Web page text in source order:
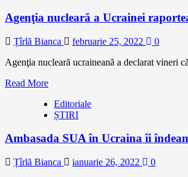
Agenţia nucleară a Ucrainei
Țîrlă Bianca februarie 25, 2022
0
Agenţia nucleară ucraineană a declarat vineri
Read More
Editoriale
ȘTIRI
Ambasada SUA în Ucraina îi
Țîrlă Bianca ianuarie 26, 2022
0